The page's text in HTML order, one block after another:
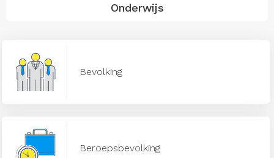
Onderwijs
Bevolking
Beroepsbevolking